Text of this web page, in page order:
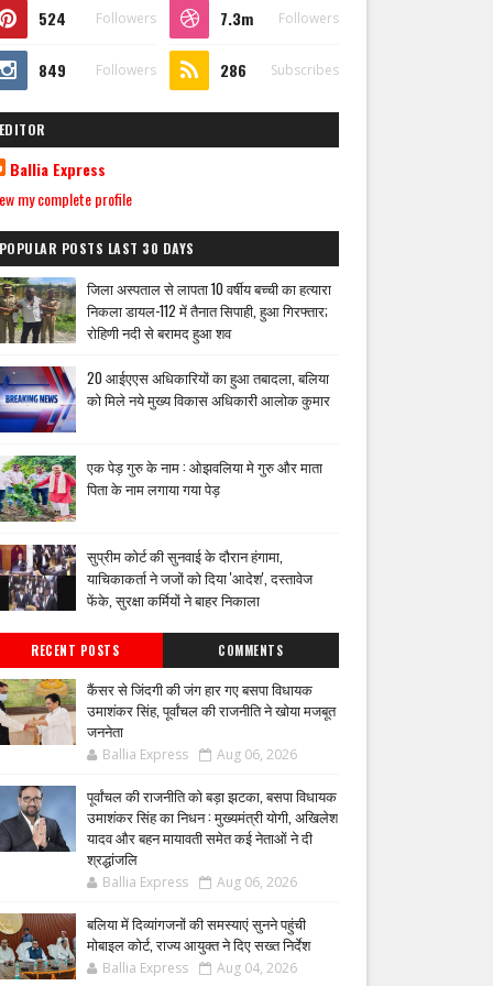
524 Followers 7.3m Followers
849 Followers 286 Subscribes
Ballia Express
my complete profile
POSTS LAST 30 DAYS
जिला अस्पताल से लापता 10 वर्षीय बच्ची का हत्यारा
निकला डायल-112 में तैनात सिपाही, हुआ गिरफ्तार;
रोहिणी नदी से बरामद हुआ शव
20 आईएएस अधिकारियों का हुआ तबादला, बलिया
को मिले नये मुख्य विकास अधिकारी आलोक कुमार
एक पेड़ गुरु के नाम : ओझवलिया मे गुरु और माता
पिता के नाम लगाया गया पेड़
सुप्रीम कोर्ट की सुनवाई के दौरान हंगामा,
याचिकाकर्ता ने जजों को दिया 'आदेश', दस्तावेज
फेंके, सुरक्षा कर्मियों ने बाहर निकाला
RECENT POSTS COMMENTS
कैंसर से जिंदगी की जंग हार गए बसपा विधायक
उमाशंकर सिंह, पूर्वांचल की राजनीति ने खोया मजबूत
जननेता
Ballia Express Aug 06, 2026
पूर्वांचल की राजनीति को बड़ा झटका, बसपा विधायक
उमाशंकर सिंह का निधन : मुख्यमंत्री योगी, अखिलेश
यादव और बहन मायावती समेत कई नेताओं ने दी
श्रद्धांजलि
Ballia Express Aug 06, 2026
बलिया में दिव्यांगजनों की समस्याएं सुनने पहुंची
मोबाइल कोर्ट, राज्य आयुक्त ने दिए सख्त निर्देश
Ballia Express Aug 04, 2026